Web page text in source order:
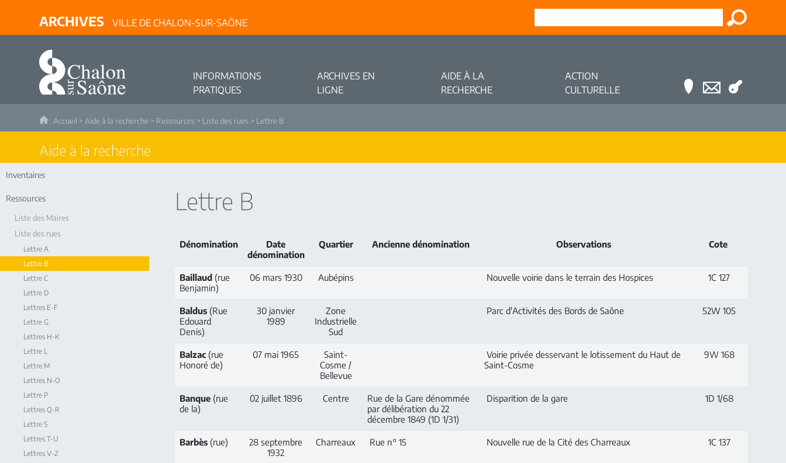
ARCHIVES VILLE DE CHALON-SUR-SAÔNE
INFORMATIONS
PRATIQUES
ARCHIVES EN
LIGNE
AIDE À LA
RECHERCHE
ACTION
CULTURELLE
Accueil > Aide à la recherche > Ressources > Liste des rues > Lettre B
Aide à la recherche
Inventaires
Ressources
Liste des Maires
Liste des rues
Lettre A
Lettre B
Lettre C
Lettre D
Lettres E-F
Lettre G
Lettres H-K
Lettre L
Lettre M
Lettres N-O
Lettre P
Lettres Q-R
Lettre S
Lettres T-U
Lettres V-Z
Lettre B
Dénomination
Date
dénomination
Quartier Ancienne dénomination Observations Cote
Baillaud(rue
Benjamin)
06 mars 1930 Aubépins Nouvelle voirie dans le terrain des Hospices 1C 127
Baldus(Rue
Edouard
Denis)
30 janvier
1989
Zone
Industrielle
Sud
Parc d'Activités des Bords de Saône 52W 105
Balzac(rue
Honoré de)
07 mai 1965
Saint-
Cosme /
Bellevue
Voirie privée desservant le lotissement du Haut de
Saint-Cosme
9W 168
Banque(rue
de la)
02 juillet 1896 Centre
Rue de la Gare dénommée
par délibération du 22
décembre 1849 (1D 1/31)
Disparition de la gare 1D 1/68
Barbès(rue)
28 septembre
1932
Charreaux Rue n° 15 Nouvelle rue de la Cité des Charreaux 1C 137